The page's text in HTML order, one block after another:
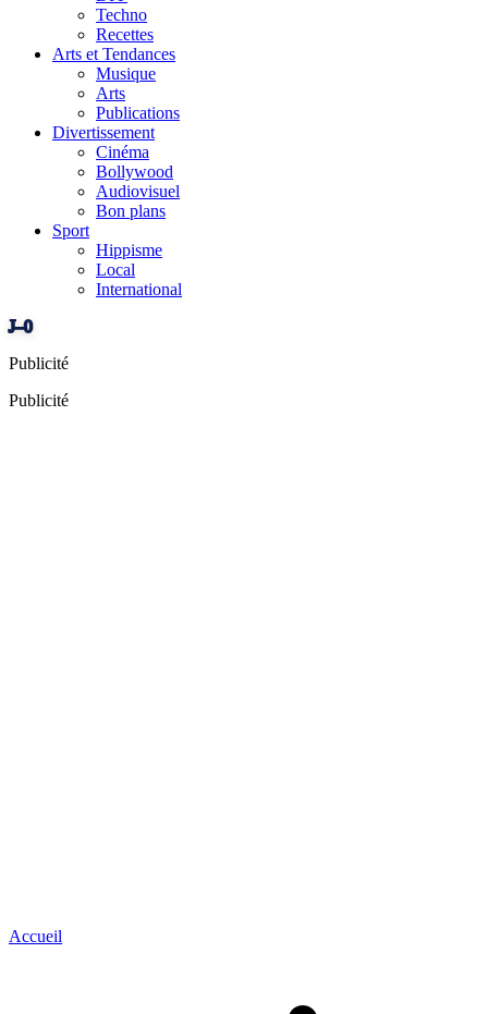
Techno
Recettes
Arts et Tendances
Musique
Arts
Publications
Divertissement
Cinéma
Bollywood
Audiovisuel
Bon plans
Sport
Hippisme
Local
International
J–0
Publicité
Publicité
Accueil